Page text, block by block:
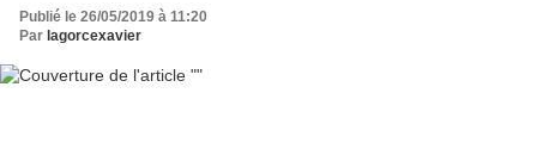
Publié le 26/05/2019 à 11:20
Par lagorcexavier